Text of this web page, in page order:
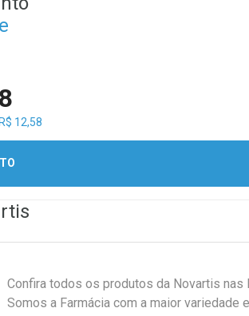
R$ 12,58
Confira todos os produtos da Novartis nas
Somos a Farmácia com a maior variedade